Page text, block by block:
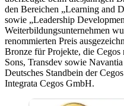
den Bereichen „Learning and
sowie „Leadership
Weiterbildungsunternehmen
renommierten Preis
Bronze für Projekte, die
Sons, Transdev sowie
Deutsches Standbein der
Integrata Cegos GmbH.